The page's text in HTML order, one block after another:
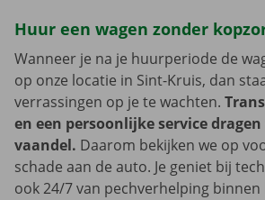
Huur een wagen zonder
Wanneer je na je huurperiode de
op onze locatie in Sint-Kruis, dan
verrassingen op je te wachten.
en een persoonlijke service
vaandel. Daarom bekijken we op
schade aan de auto. Je geniet bij
ook 24/7 van pechverhelping binnen